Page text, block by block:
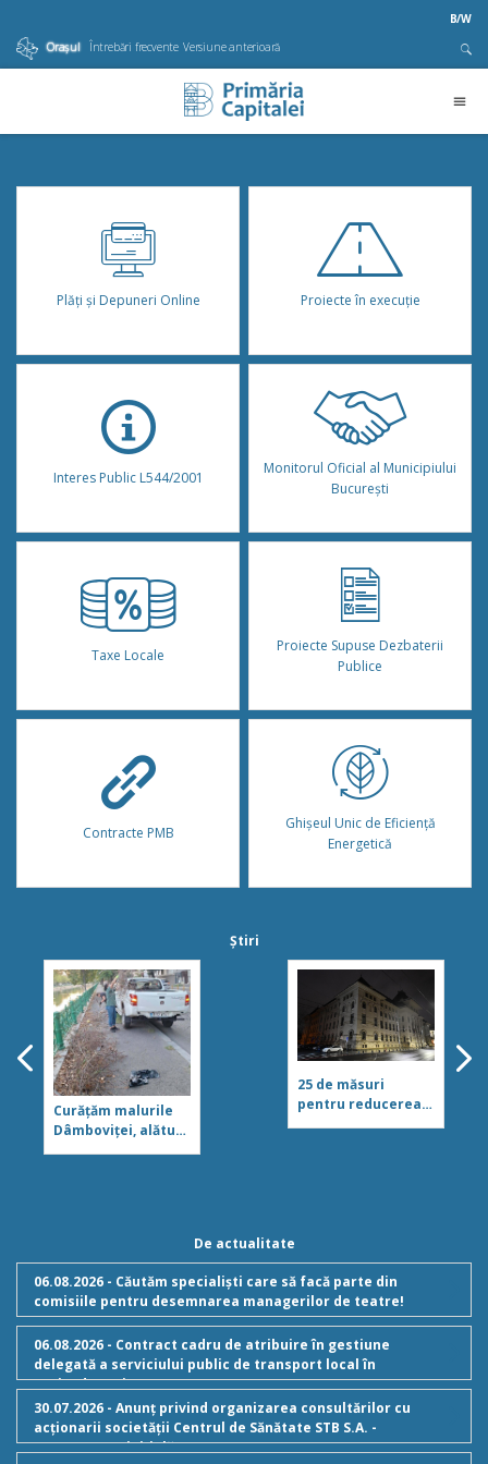
B/W
Orașul
Întrebări frecvente Versiune anterioară
Plăţi şi Depuneri Online Proiecte în execuție
Interes Public L544/2001
Monitorul Oficial al Municipiului
București
Taxe Locale
Proiecte Supuse Dezbaterii
Publice
Contracte PMB
Ghișeul Unic de Eficiență
Energetică
Știri
Curățăm malurile
Dâmboviței, alături
de asociația Act for
25 de măsuri
pentru reducerea
consumului de
De actualitate
06.08.2026 - Căutăm specialiști care să facă parte din
comisiile pentru desemnarea managerilor de teatre!
06.08.2026 - Contract cadru de atribuire în gestiune
delegată a serviciului public de transport local în
regim de taxi
30.07.2026 - Anunț privind organizarea consultărilor cu
acționarii societății Centrul de Sănătate STB S.A. -
Componenta inițială